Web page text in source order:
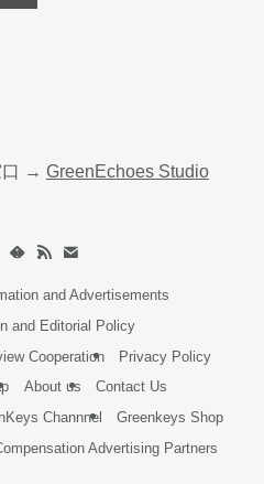
口 → GreenEchoes Studio
and Advertisements
and Editorial Policy
Cooperation
Privacy Policy
About us
Contact Us
Channnel
Greenkeys Shop
Advertising Partners